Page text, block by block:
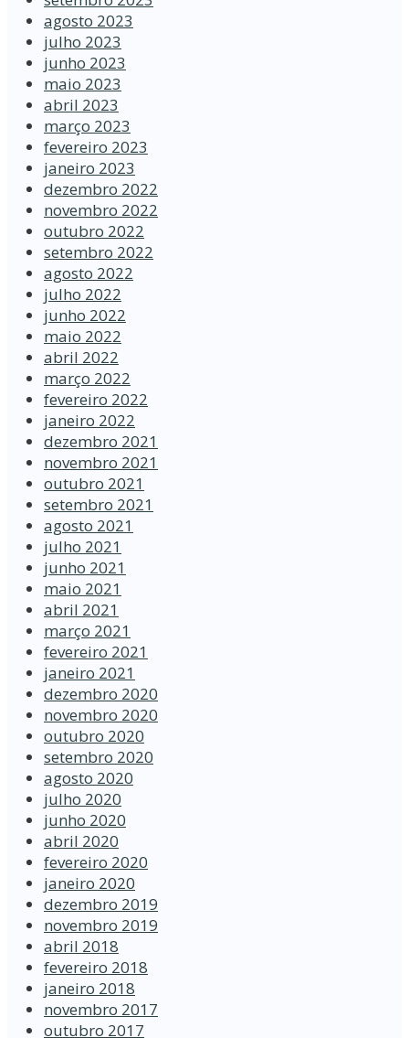
agosto 2023
julho 2023
junho 2023
maio 2023
abril 2023
março 2023
fevereiro 2023
janeiro 2023
dezembro 2022
novembro 2022
outubro 2022
setembro 2022
agosto 2022
julho 2022
junho 2022
maio 2022
abril 2022
março 2022
fevereiro 2022
janeiro 2022
dezembro 2021
novembro 2021
outubro 2021
setembro 2021
agosto 2021
julho 2021
junho 2021
maio 2021
abril 2021
março 2021
fevereiro 2021
janeiro 2021
dezembro 2020
novembro 2020
outubro 2020
setembro 2020
agosto 2020
julho 2020
junho 2020
abril 2020
fevereiro 2020
janeiro 2020
dezembro 2019
novembro 2019
abril 2018
fevereiro 2018
janeiro 2018
novembro 2017
outubro 2017